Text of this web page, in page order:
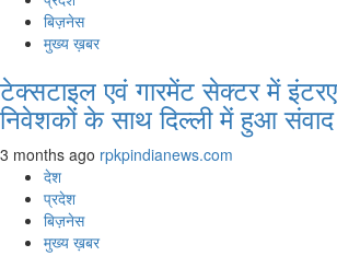
बिज़नेस
मुख्य ख़बर
टेक्सटाइल एवं गारमेंट सेक्टर में
निवेशकों के साथ दिल्ली में हुआ संवाद
3 months ago rpkpindianews.com
देश
प्रदेश
बिज़नेस
मुख्य ख़बर